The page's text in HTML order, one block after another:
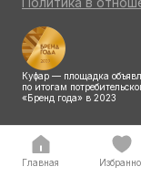
Куфар — площадка
по итогам
«Бренд года» в 2023
Главная